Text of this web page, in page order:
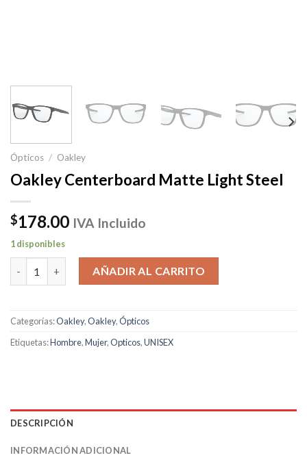
Ópticos / Oakley
Oakley Centerboard Matte Light Steel
$178.00 IVA Incluido
1 disponibles
Oakley Centerboard Matte Light Steel cantidad
AÑADIR AL CARRITO
Categorías:Oakley,Oakley,Ópticos
Etiquetas:Hombre,Mujer,Opticos,UNISEX
DESCRIPCIÓN
INFORMACIÓN ADICIONAL